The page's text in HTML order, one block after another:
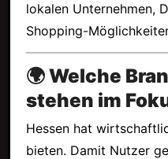
lokalen Unternehmen,
Shopping-
🌍 Welche
stehen im
Hessen hat
bieten. Damit Nutzer